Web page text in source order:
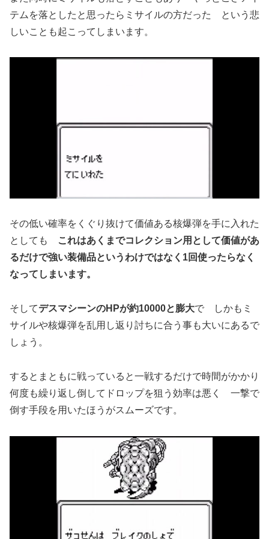
テムを落としたと思ったらミサイルの方だった という悲
しいことも起こってしまいます。
その低い確率をくぐり抜けて価値ある核爆弾を手に入れた
としても
これはあくまでコレクション用として価値があ
るだけで強い装備品というわけではなく1回使ったらなく
なってしまいます。
そしてデスマシーンのHPが約10000と膨大で しかもミ
サイルや核爆弾を乱用し返り討ちに合う事も大いにあるで
しょう。
するとまともに戦っていると一戦するだけで時間がかかり
何度も繰り返し倒してドロップを狙う効率は悪く 一撃で
倒す手段を用いたほうがスムーズです。